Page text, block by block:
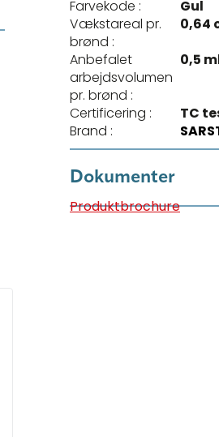
Farvekode :
Gul
Vækstareal pr.
brønd :
0,64
Anbefalet
arbejdsvolumen
pr. brønd :
0,5
Certificering :
TC
Brand :
Dokumenter
Produktbrochure